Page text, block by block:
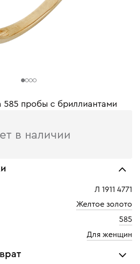
585 пробы c бриллиантами
в наличии
Л 1911 4771
Желтое золото
585
Для женщин